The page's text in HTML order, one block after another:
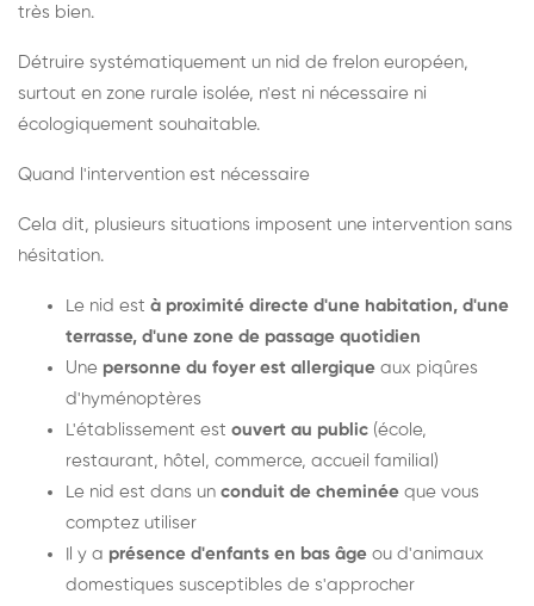
très bien.
Détruire systématiquement un nid de frelon européen,
surtout en zone rurale isolée, n'est ni nécessaire ni
écologiquement souhaitable.
Quand l'intervention est nécessaire
Cela dit, plusieurs situations imposent une intervention sans
hésitation.
Le nid est à proximité directe d'une habitation, d'une
terrasse, d'une zone de passage quotidien
Une personne du foyer est allergique aux piqûres
d'hyménoptères
L'établissement est ouvert au public (école,
restaurant, hôtel, commerce, accueil familial)
Le nid est dans un conduit de cheminée que vous
comptez utiliser
Il y a présence d'enfants en bas âge ou d'animaux
domestiques susceptibles de s'approcher